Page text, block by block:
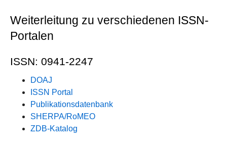
Weiterleitung zu verschiedenen ISSN-
Portalen
ISSN: 0941-2247
DOAJ
ISSN Portal
Publikationsdatenbank
SHERPA/RoMEO
ZDB-Katalog